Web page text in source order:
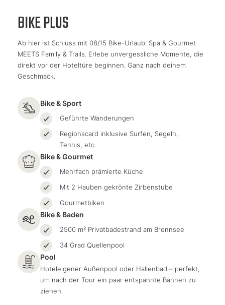
BIKE PLUS
Ab hier ist Schluss mit 08/15 Bike-Urlaub. Spa & Gourmet
MEETS Family & Trails. Erlebe unvergessliche Momente, die
direkt vor der Hoteltüre beginnen. Ganz nach deinem
Geschmack.
Bike & Sport
Geführte Wanderungen
Regionscard inklusive Surfen, Segeln,
Tennis, etc.
Bike & Gourmet
Mehrfach prämierte Küche
Mit 2 Hauben gekrönte Zirbenstube
Gourmetbiken
Bike & Baden
2500 m² Privatbadestrand am Brennsee
34 Grad Quellenpool
Pool
Hoteleigener Außenpool oder Hallenbad – perfekt,
um nach der Tour ein paar entspannte Bahnen zu
ziehen.